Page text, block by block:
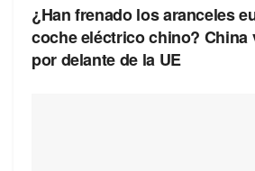
¿Han frenado los aranceles
coche eléctrico chino? China
por delante de la UE